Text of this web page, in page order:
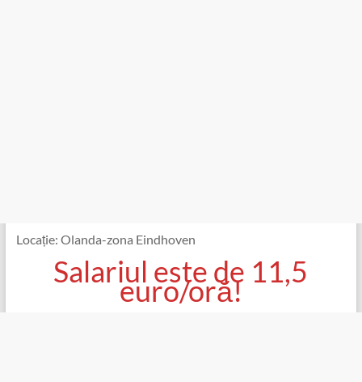
Locație: Olanda-zona Eindhoven
Salariul este de 11,5
euro/oră!